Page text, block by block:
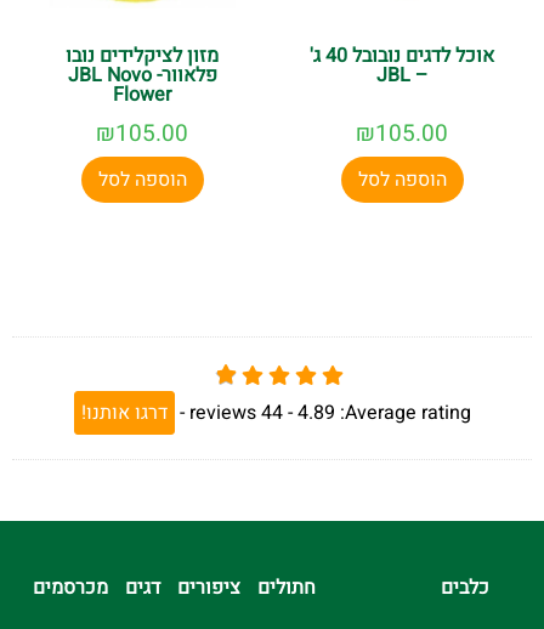
אוכל לדגים נובובל 40 ג'
– JBL
₪105.00
הוספה לסל
מזון לציקלידים נובו
פלאוור- JBL Novo
Flower
₪105.00
הוספה לסל
Average rating:
4.89 -
44
reviews
- דרגו אותנו!
כלבים חתולים ציפורים דגים מכרסמים